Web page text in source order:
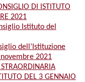
DI ISTITUTO
2021
Istituto del
dell’Istituzione
2021
DEL 3 GENNAIO